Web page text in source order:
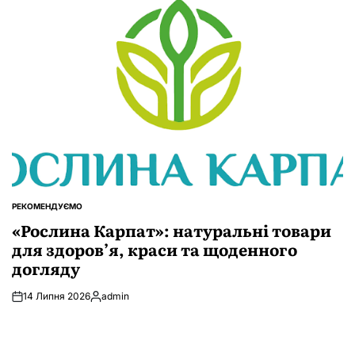
ОПУБЛІКУВАТИ
РЕКОМЕНДУЄМО
«Рослина Карпат»: натуральні товари
для здоров’я, краси та щоденного
догляду
14 Липня 2026Опубліковано
admin